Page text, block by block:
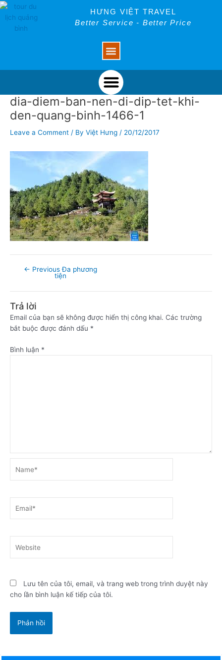
Skip
to
content
HƯNG VIỆT TRAVEL
Better Service - Better Price
Menu
dia-diem-ban-nen-di-dip-tet-khi-
den-quang-binh-1466-1
Leave a Comment / By Việt Hưng / 20/12/2017
Post
navigation
← Previous Đa phương
tiện
Trả lời
Email của bạn sẽ không được hiển thị công khai. Các trường
bắt buộc được đánh dấu *
Bình luận *
Lưu tên của tôi, email, và trang web trong trình duyệt này
cho lần bình luận kế tiếp của tôi.